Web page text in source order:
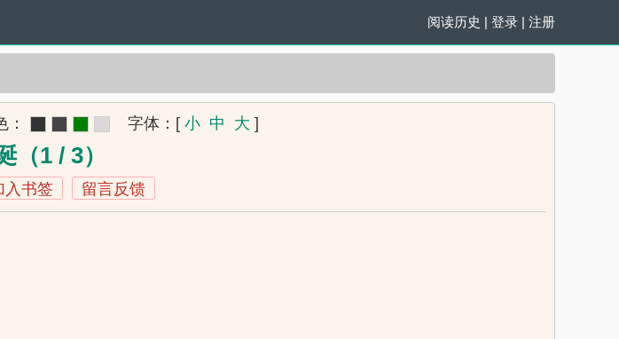
阅读历史 | 登录 | 注册
： 字体： [ 小 中 大 ]
（1 / 3）
入书签 留言反馈